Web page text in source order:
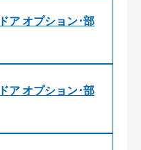
ア オプション･部
ア オプション･部